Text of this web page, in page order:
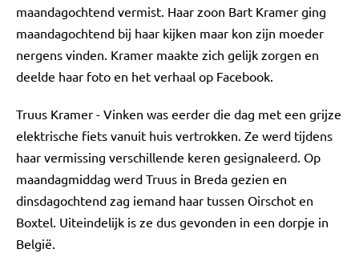
maandagochtend vermist. Haar zoon Bart Kramer ging
maandagochtend bij haar kijken maar kon zijn moeder
nergens vinden. Kramer maakte zich gelijk zorgen en
deelde haar foto en het verhaal op Facebook.
Truus Kramer - Vinken was eerder die dag met een grijze
elektrische fiets vanuit huis vertrokken. Ze werd tijdens
haar vermissing verschillende keren gesignaleerd. Op
maandagmiddag werd Truus in Breda gezien en
dinsdagochtend zag iemand haar tussen Oirschot en
Boxtel. Uiteindelijk is ze dus gevonden in een dorpje in
België.